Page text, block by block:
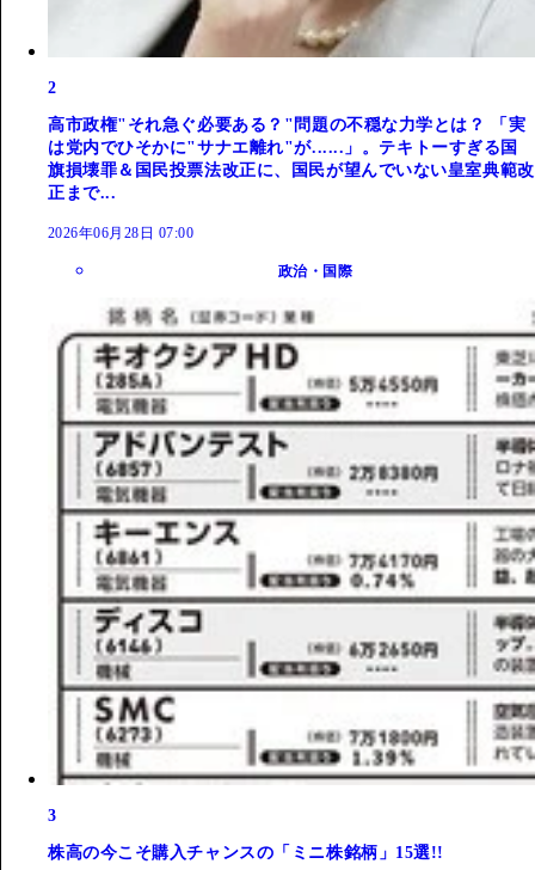
2
高市政権"それ急ぐ必要ある？"問題の不穏な力学とは？ 「実
は党内でひそかに"サナエ離れ"が......」。テキトーすぎる国
旗損壊罪＆国民投票法改正に、国民が望んでいない皇室典範改
正まで...
2026年06月28日 07:00
政治・国際
3
株高の今こそ購入チャンスの「ミニ株銘柄」15選!!